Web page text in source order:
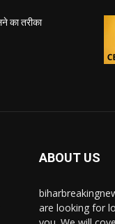
का तरीका
ABOUT US
are looking for